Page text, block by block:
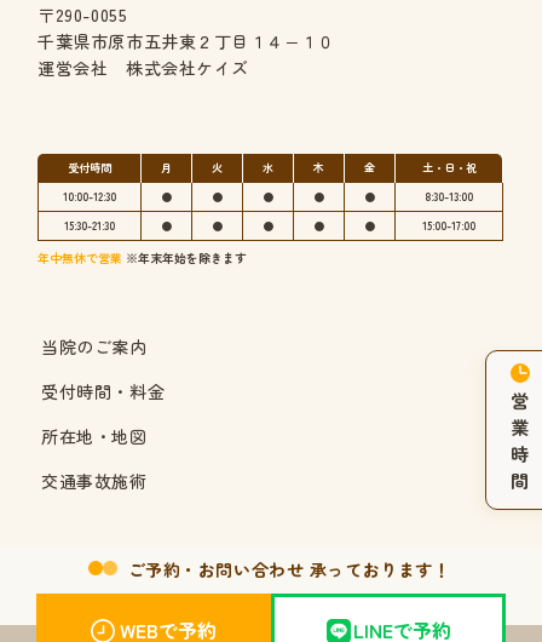
営
業
時
間
ご予約・お問い合わせ 承っております！
WEBで予約 LINEで予約
〒290-0055
千葉県市原市五井東２丁目１４−１０
運営会社 株式会社ケイズ
受付時間 月 火 水 木 金
土・日・祝
10:00-12:30
● ● ● ● ●
8:30-13:00
15:30-21:30
● ● ● ● ● 15:00-17:00
年中無休で営業 ※年末年始を除きます
当院のご案内
受付時間・料金
所在地・地図
交通事故施術